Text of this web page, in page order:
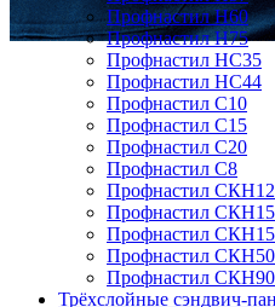
Профнастил Н60
Профнастил Н75
Профнастил НС35
Профнастил НС44
Профнастил С10
Профнастил С15
Профнастил С20
Профнастил С8
Профнастил
Профнастил
Профнастил
Профнастил
Профнастил
Трёхслойные сэндвич-